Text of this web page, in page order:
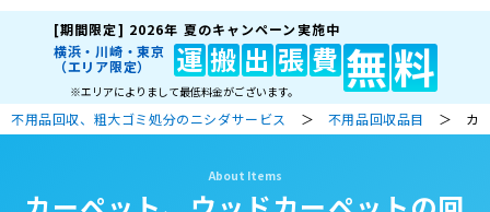
よくあるご質問
[期間限定] 2026年 夏のキャンペーン実施中
横浜・川崎・東京
（エリア限定）
運 搬 出 張 費 無料
※エリアによりまして最低料金がございます。
不用品回収、粗大ゴミ処分のニシダサービス ＞ 不用品回収品目 ＞ カー